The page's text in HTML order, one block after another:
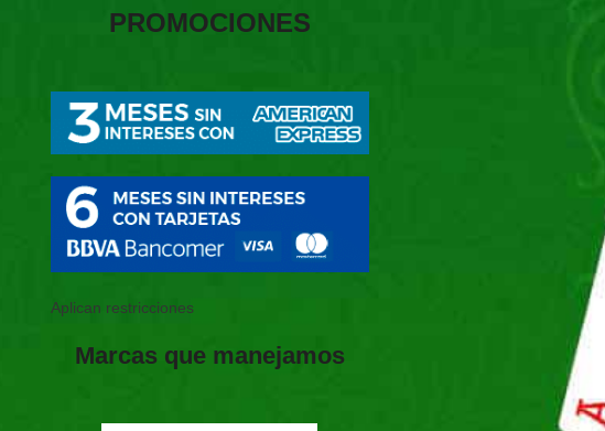
PROMOCIONES
Aplican restricciones
Marcas que manejamos